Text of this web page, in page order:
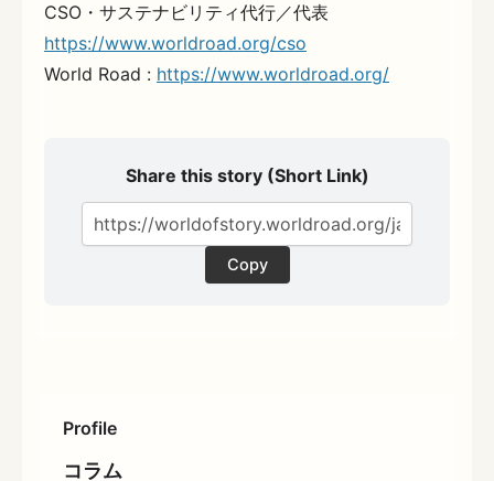
Profile
コラム
CSO・サステナビリティ代行／代表
https://www.worldroad.org/cso
World Road : https://www.worldroad.org/
Share this story (Short Link)
Copy